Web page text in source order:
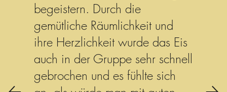
begeistern. Durch die
gemütliche Räumlichkeit und
ihre Herzlichkeit wurde das Eis
auch in der Gruppe sehr schnell
gebrochen und es fühlte sich